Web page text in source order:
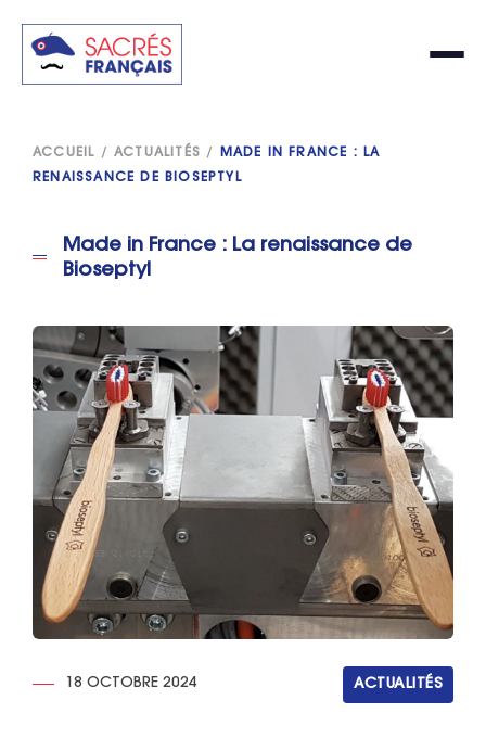
ACCUEIL /ACTUALITÉS / MADE IN FRANCE : LA
RENAISSANCE DE BIOSEPTYL
Made in France : La renaissance de
Bioseptyl
18 OCTOBRE 2024 ACTUALITÉS